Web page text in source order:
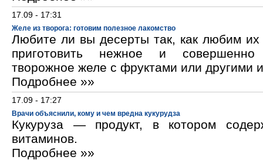
17.09 - 17:31
Желе из творога: готовим полезное лакомство
Любите ли вы десерты так, как любим
приготовить нежное и
творожное желе с фруктами или другими
Подробнее »»
17.09 - 17:27
Врачи объяснили, кому и чем вредна кукурудза
Кукуруза — продукт, в котором
витаминов.
Подробнее »»